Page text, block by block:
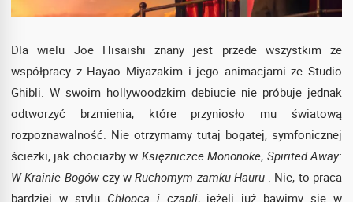
Dla wielu Joe Hisaishi znany jest przede wszystkim ze
współpracy z Hayao Miyazakim i jego animacjami ze Studio
Ghibli. W swoim hollywoodzkim debiucie nie próbuje jednak
odtworzyć brzmienia, które przyniosło mu światową
rozpoznawalność. Nie otrzymamy tutaj bogatej, symfonicznej
ścieżki, jak chociażby w Księżniczce Mononoke, Spirited Away:
W Krainie Bogówczy wRuchomym zamku Hauru
. Nie, to praca
bardziej w stylu Chłopca i czapli, jeżeli już bawimy się w